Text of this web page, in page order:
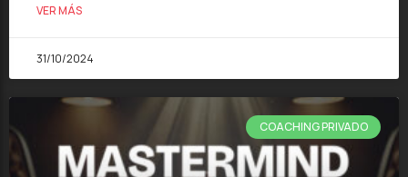
VER MÁS
31/10/2024
COACHING PRIVADO